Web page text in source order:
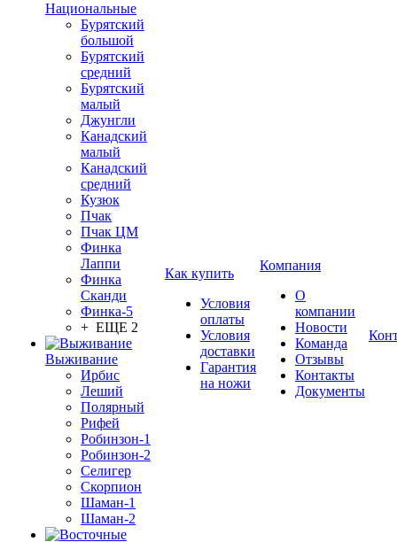
Национальные
Бурятский
большой
Бурятский
средний
Бурятский
малый
Джунгли
Канадский
малый
Канадский
средний
Кузюк
Пчак
Пчак ЦМ
Финка
Лаппи
Финка
Сканди
Финка-5
+ ЕЩЕ 2
Выживание
Ирбис
Леший
Полярный
Рифей
Робинзон-1
Робинзон-2
Селигер
Скорпион
Шаман-1
Шаман-2
Как купить
Условия
оплаты
Условия
доставки
Гарантия
на ножи
Компания
О
компании
Новости
Команда
Отзывы
Контакты
Документы